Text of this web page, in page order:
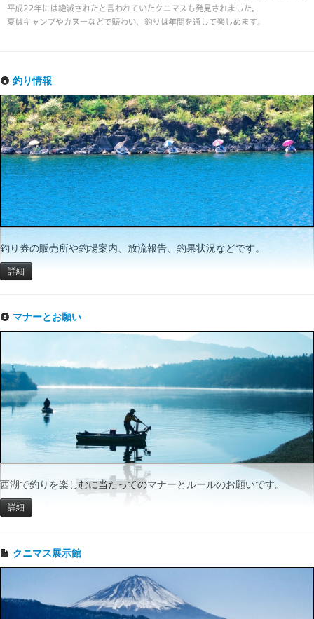
釣り情報
釣り券の販売所や釣場案内、放流報告、釣果状況などです。
詳細
マナーとお願い
西湖で釣りを楽しむに当たってのマナーとルールのお願いです。
詳細
クニマス展示館